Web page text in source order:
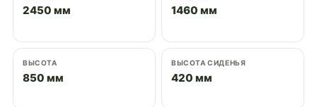
2450 мм 1460 мм
ВЫСОТА
850 мм
ВЫСОТА СИДЕНЬЯ
420 мм